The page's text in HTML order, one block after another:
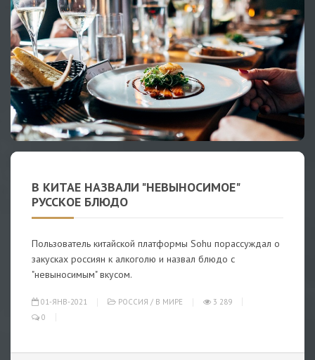
В КИТАЕ НАЗВАЛИ "НЕВЫНОСИМОЕ"
РУССКОЕ БЛЮДО
Пользователь китайской платформы Sohu порассуждал о
закусках россиян к алкоголю и назвал блюдо с
"невыносимым" вкусом.
01-ЯНВ-2021 РОССИЯ / В МИРЕ
3 289
0